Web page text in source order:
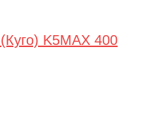
K5MAX 400